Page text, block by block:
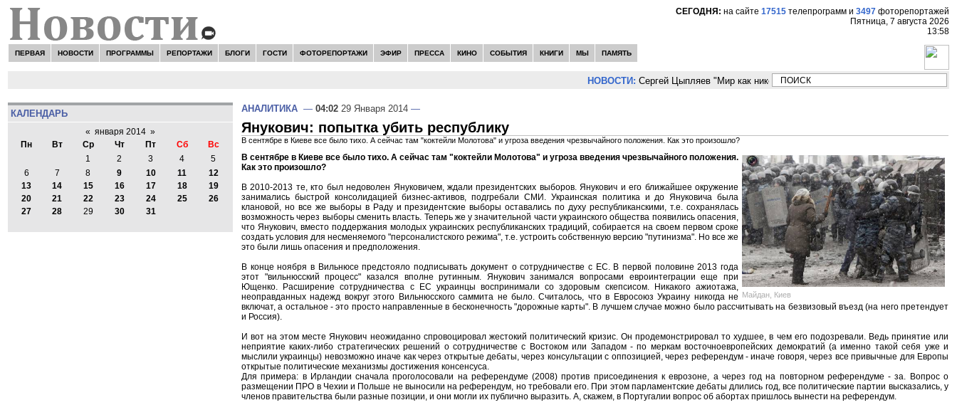
СЕГОДНЯ: на сайте 17515 телепрограмм и 3497 фоторепортажей
Пятница, 7 августа 2026
13:58
ПЕРВАЯ НОВОСТИ ПРОГРАММЫ РЕПОРТАЖИ БЛОГИ ГОСТИ ФОТОРЕПОРТАЖИ ЭФИР ПРЕССА КИНО СОБЫТИЯ КНИГИ МЫ ПАМЯТЬ
НОВОСТИ: Сергей Цыпляев "Мир как никогда близко стоит к угрозе третьей мировой
КАЛЕНДАРЬ
« января 2014 »
Пн
Вт Ср Чт Пт Сб
Вс
1
2 3 4
5
6
7 8 9 10 11
12
13
14 15 16 17 18
19
20
21 22 23 24 25
26
27
28 29 30 31
АНАЛИТИКА — 04:02 29 Января 2014 —
Янукович: попытка убить республику
В сентябре в Киеве все было тихо. А сейчас там "коктейли Молотова" и угроза введения чрезвычайного положения. Как это произошло?
Майдан, Киев
В сентябре в Киеве все было тихо. А сейчас там "коктейли Молотова" и угроза введения чрезвычайного положения.
Как это произошло?
В 2010-2013 те, кто был недоволен Януковичем, ждали президентских выборов. Янукович и его ближайшее окружение
занимались быстрой консолидацией бизнес-активов, подгребали СМИ. Украинская политика и до Януковича была
клановой, но все же выборы в Раду и президентские выборы оставались по духу республиканскими, т.е. сохранялась
возможность через выборы сменить власть. Теперь же у значительной части украинского общества появились опасения,
что Янукович, вместо поддержания молодых украинских республиканских традиций, собирается на своем первом сроке
создать условия для несменяемого "персоналистского режима", т.е. устроить собственную версию "путинизма". Но все же
это были лишь опасения и предположения.
В конце ноября в Вильнюсе предстояло подписывать документ о сотрудничестве с ЕС. В первой половине 2013 года
этот "вильнюсский процесс" казался вполне рутинным. Янукович занимался вопросами евроинтеграции еще при
Ющенко. Расширение сотрудничества с ЕС украинцы воспринимали со здоровым скепсисом. Никакого ажиотажа,
неоправданных надежд вокруг этого Вильнюсского саммита не было. Считалось, что в Евросоюз Украину никогда не
включат, а остальное - это просто направленные в бесконечность "дорожные карты". В лучшем случае можно было рассчитывать на безвизовый въезд (на него претендует
и Россия).
И вот на этом месте Янукович неожиданно спровоцировал жестокий политический кризис. Он продемонстрировал то худшее, в чем его подозревали. Ведь принятие или
неприятие каких-либо стратегических решений о сотрудничестве с Востоком или Западом - по меркам восточноевропейских демократий (а именно такой себя уже и
мыслили украинцы) невозможно иначе как через открытые дебаты, через консультации с оппозицией, через референдум - иначе говоря, через все привычные для Европы
открытые политические механизмы достижения консенсуса.
Для примера: в Ирландии сначала проголосовали на референдуме (2008) против присоединения к еврозоне, а через год на повторном референдуме - за. Вопрос о
размещении ПРО в Чехии и Польше не выносили на референдум, но требовали его. При этом парламентские дебаты длились год, все политические партии высказались, у
членов правительства были разные позиции, и они могли их публично выразить. А, скажем, в Португалии вопрос об абортах пришлось вынести на референдум.